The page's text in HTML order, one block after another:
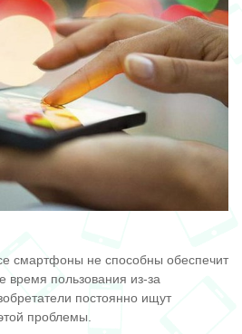
смартфоны не способны обеспечит
время пользования из-за
постоянно ищут
проблемы.